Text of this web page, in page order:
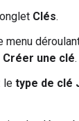
Clés.
menu
Créer une clé.
le type de clé